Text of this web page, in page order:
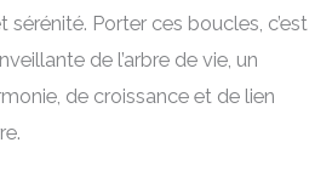
Porter ces boucles, c’est
de l’arbre de vie, un
de croissance et de lien